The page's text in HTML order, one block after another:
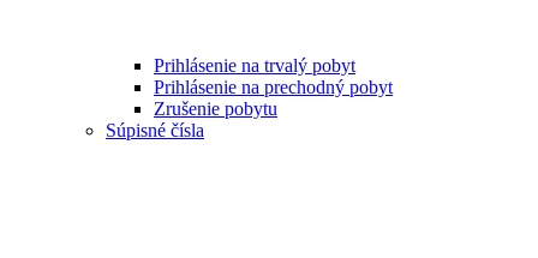
Prihlásenie na trvalý pobyt
Prihlásenie na prechodný pobyt
Zrušenie pobytu
Súpisné čísla